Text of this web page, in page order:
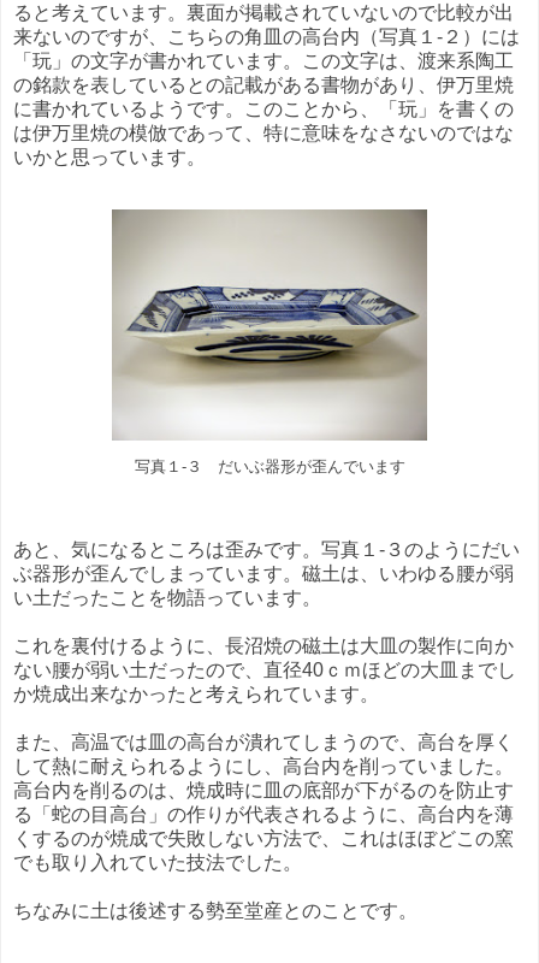
ると考えています。裏面が掲載されていないので比較が出
来ないのですが、こちらの角皿の高台内（写真１-２）には
「玩」の文字が書かれています。この文字は、渡来系陶工
の銘款を表しているとの記載がある書物があり、伊万里焼
に書かれているようです。このことから、「玩」を書くの
は伊万里焼の模倣であって、特に意味をなさないのではな
いかと思っています。
写真１-３ だいぶ器形が歪んでいます
あと、気になるところは歪みです。写真１-３のようにだい
ぶ器形が歪んでしまっています。磁土は、いわゆる腰が弱
い土だったことを物語っています。
これを裏付けるように、長沼焼の磁土は大皿の製作に向か
ない腰が弱い土だったので、直径40ｃｍほどの大皿までし
か焼成出来なかったと考えられています。
また、高温では皿の高台が潰れてしまうので、高台を厚く
して熱に耐えられるようにし、高台内を削っていました。
高台内を削るのは、焼成時に皿の底部が下がるのを防止す
る「蛇の目高台」の作りが代表されるように、高台内を薄
くするのが焼成で失敗しない方法で、これはほぼどこの窯
でも取り入れていた技法でした。
ちなみに土は後述する勢至堂産とのことです。